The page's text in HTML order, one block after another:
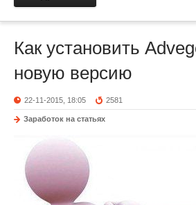
Как установить
новую версию
22-11-2015, 18:05 2581
Заработок на статьях